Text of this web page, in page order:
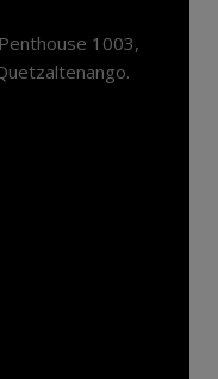
1003,